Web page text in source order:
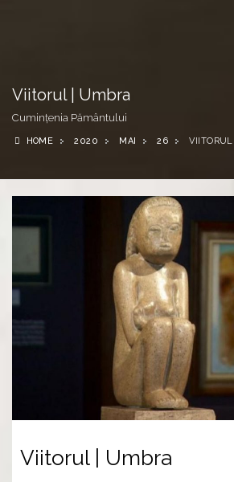
Viitorul | Umbra
Cumințenia Pământului
HOME 2020 MAI 26
Viitorul | Umbra